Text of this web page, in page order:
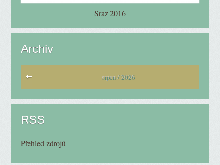
Sraz 2016
Archiv
srpen / 2026
RSS
Přehled zdrojů